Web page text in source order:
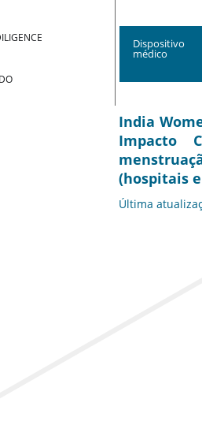
Dispositivo
médico
India
Impacto
(hospitais
Última